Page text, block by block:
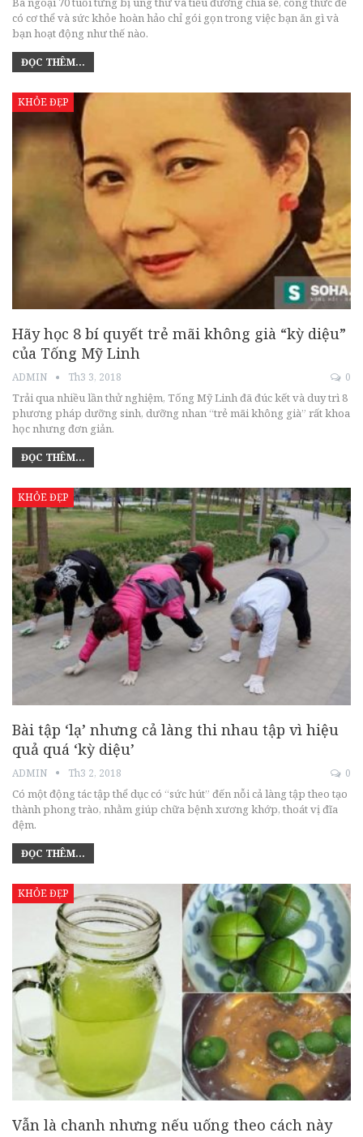
có cơ thể và sức khỏe hoàn hảo chỉ gói gọn trong việc bạn ăn gì và
bạn hoạt động như thế nào.
ĐỌC THÊM...
KHỎE ĐẸP
Hãy học 8 bí quyết trẻ mãi không già “kỳ diệu”
của Tống Mỹ Linh
ADMIN Th3 3, 2018 0
Trải qua nhiều lần thử nghiệm, Tống Mỹ Linh đã đúc kết và duy trì 8
phương pháp dưỡng sinh, dưỡng nhan “trẻ mãi không già” rất khoa
học nhưng đơn giản.
ĐỌC THÊM...
KHỎE ĐẸP
Bài tập ‘lạ’ nhưng cả làng thi nhau tập vì hiệu
quả quá ‘kỳ diệu’
ADMIN Th3 2, 2018 0
Có một động tác tập thể dục có “sức hút” đến nỗi cả làng tập theo tạo
thành phong trào, nhằm giúp chữa bệnh xương khớp, thoát vị đĩa
đệm.
ĐỌC THÊM...
KHỎE ĐẸP
Vẫn là chanh nhưng nếu uống theo cách này